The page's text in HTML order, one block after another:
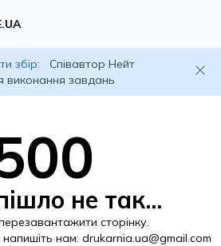
збір:
Співавтор Нейт
виконання завдань
не так...
сторінку.
нам: drukarnia.ua@gmail.com